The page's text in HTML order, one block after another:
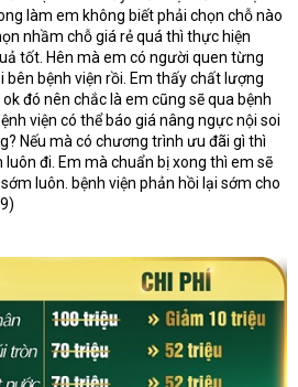
làm em không biết phải chọn chỗ nào
nhầm chỗ giá rẻ quá thì thực hiện
tốt. Hên mà em có người quen từng
bệnh viện rồi. Em thấy chất lượng
đó nên chắc là em cũng sẽ qua bệnh
viện có thể báo giá nâng ngực nội soi
Nếu mà có chương trình ưu đãi gì thì
luôn đi. Em mà chuẩn bị xong thì em sẽ
luôn. bệnh viện phản hồi lại sớm cho